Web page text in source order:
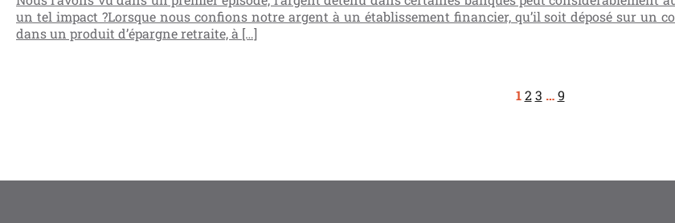
un tel impact ?Lorsque nous confions notre argent à un établissement financier, qu’il soit déposé sur un
dans un produit d’épargne retraite, à […]
1 2 3 … 9